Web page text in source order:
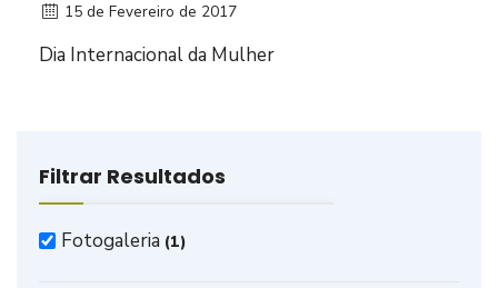
15 de Fevereiro de 2017
Dia Internacional da Mulher
Filtrar Resultados
Fotogaleria (1)